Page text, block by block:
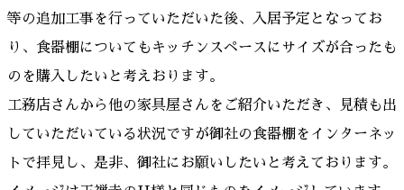
等の追加工事を行っていただいた後、入居予定となってお
り、食器棚についてもキッチンスペースにサイズが合ったも
のを購入したいと考えおります。
工務店さんから他の家具屋さんをご紹介いただき、見積も出
していただいている状況ですが御社の食器棚をインターネッ
トで拝見し、是非、御社にお願いしたいと考えております。